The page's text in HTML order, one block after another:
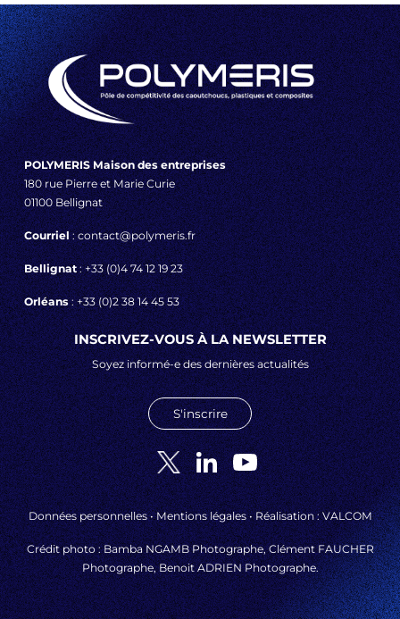
POLYMERIS Maison des entreprises
180 rue Pierre et Marie Curie
01100 Bellignat
Courriel: contact@polymeris.fr
Bellignat: +33 (0)4 74 12 19 23
Orléans: +33 (0)2 38 14 45 53
INSCRIVEZ-VOUS À LA NEWSLETTER
Soyez informé-e des dernières actualités
S'inscrire
Données personnelles•Mentions légales• Réalisation :VALCOM
Crédit photo : Bamba NGAMB Photographe, Clément FAUCHER
Photographe, Benoit ADRIEN Photographe.